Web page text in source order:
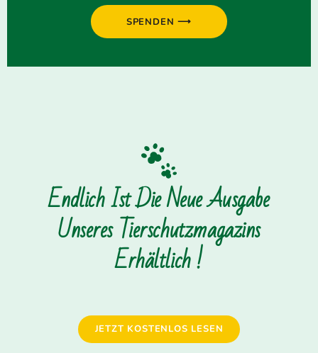
SPENDEN ⟶
Endlich Ist Die Neue Ausgabe
Unseres Tierschutzmagazins
Erhältlich !
JETZT KOSTENLOS LESEN